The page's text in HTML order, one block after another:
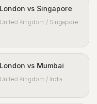
London vs Singapore
United Kingdom / Singapore
London vs Mumbai
United Kingdom / India